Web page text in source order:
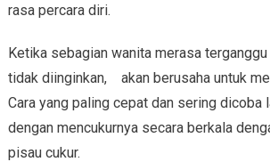
rasa percara diri.
Ketika sebagian wanita merasa
tidak diinginkan, akan berusaha untuk
Cara yang paling cepat dan sering dicoba
dengan mencukurnya secara berkala
pisau cukur.